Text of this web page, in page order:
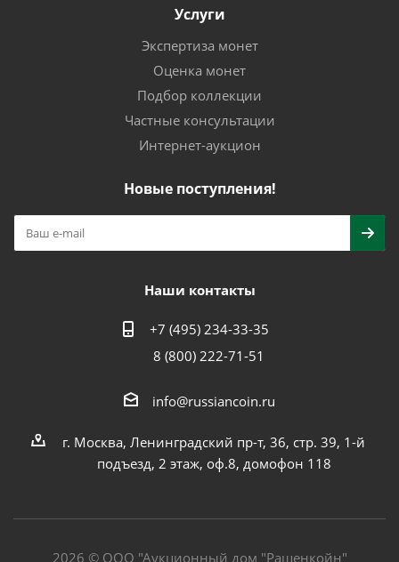
Услуги
Экспертиза монет
Оценка монет
Подбор коллекции
Частные консультации
Интернет-аукцион
Новые поступления!
Наши контакты
+7 (495) 234-33-35
8 (800) 222-71-51
info@russiancoin.ru
г. Москва, Ленинградский пр-т, 36, стр. 39, 1-й
подъезд, 2 этаж, оф.8, домофон 118
2026 © ООО "Аукционный дом "Рашенкойн"